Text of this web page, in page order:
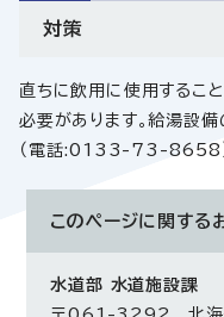
対策
直ちに飲用に使用するこ
必要があります。給湯設
（電話:0133-73-8658）
このページに関する
水道部 水道施設課